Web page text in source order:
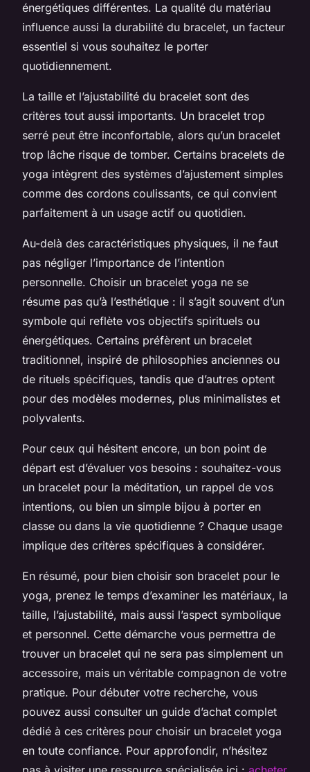
énergétiques différentes. La qualité du matériau
influence aussi la durabilité du bracelet, un facteur
essentiel si vous souhaitez le porter
quotidiennement.
La taille et l’ajustabilité du bracelet sont des
critères tout aussi importants. Un bracelet trop
serré peut être inconfortable, alors qu’un bracelet
trop lâche risque de tomber. Certains bracelets de
yoga intègrent des systèmes d’ajustement simples
comme des cordons coulissants, ce qui convient
parfaitement à un usage actif ou quotidien.
Au-delà des caractéristiques physiques, il ne faut
pas négliger l’importance de l’intention
personnelle. Choisir un bracelet yoga ne se
résume pas qu’à l’esthétique : il s’agit souvent d’un
symbole qui reflète vos objectifs spirituels ou
énergétiques. Certains préfèrent un bracelet
traditionnel, inspiré de philosophies anciennes ou
de rituels spécifiques, tandis que d’autres optent
pour des modèles modernes, plus minimalistes et
polyvalents.
Pour ceux qui hésitent encore, un bon point de
départ est d’évaluer vos besoins : souhaitez-vous
un bracelet pour la méditation, un rappel de vos
intentions, ou bien un simple bijou à porter en
classe ou dans la vie quotidienne ? Chaque usage
implique des critères spécifiques à considérer.
En résumé, pour bien choisir son bracelet pour le
yoga, prenez le temps d’examiner les matériaux, la
taille, l’ajustabilité, mais aussi l’aspect symbolique
et personnel. Cette démarche vous permettra de
trouver un bracelet qui ne sera pas simplement un
accessoire, mais un véritable compagnon de votre
pratique. Pour débuter votre recherche, vous
pouvez aussi consulter un guide d’achat complet
dédié à ces critères pour choisir un bracelet yoga
en toute confiance. Pour approfondir, n’hésitez